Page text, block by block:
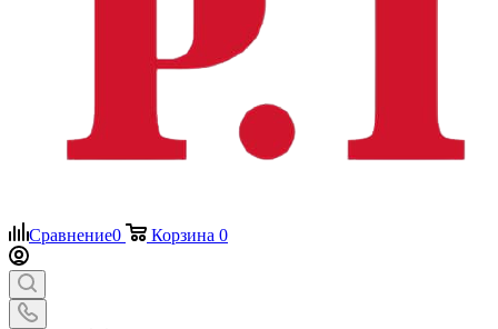
Сравнение0 Корзина 0